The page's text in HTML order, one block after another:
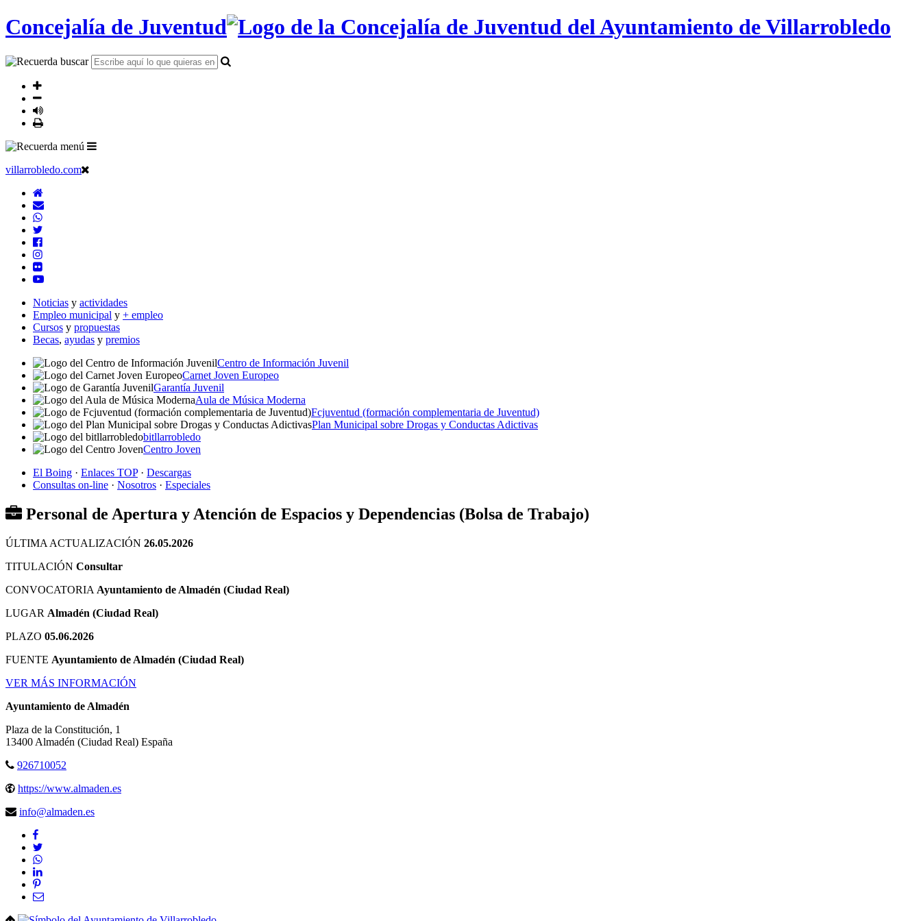
Concejalía de Juventud
villarrobledo.com
Noticias y actividades
Empleo municipal y + empleo
Cursos y propuestas
Becas, ayudas y premios
Centro de Información Juvenil
Carnet Joven Europeo
Garantía Juvenil
Aula de Música Moderna
Fcjuventud (formación complementaria de Juventud)
Plan Municipal sobre Drogas y Conductas Adictivas
bitllarrobledo
Centro Joven
El Boing · Enlaces TOP· Descargas
Consultas on-line · Nosotros · Especiales
Personal de Apertura y Atención de Espacios y Dependencias (Bolsa de Trabajo)
ÚLTIMA ACTUALIZACIÓN 26.05.2026
TITULACIÓN Consultar
CONVOCATORIA Ayuntamiento de Almadén (Ciudad Real)
LUGAR Almadén (Ciudad Real)
PLAZO 05.06.2026
FUENTE Ayuntamiento de Almadén (Ciudad Real)
VER MÁS INFORMACIÓN
Ayuntamiento de Almadén
Plaza de la Constitución, 1
13400 Almadén (Ciudad Real) España
926710052
https://www.almaden.es
info@almaden.es